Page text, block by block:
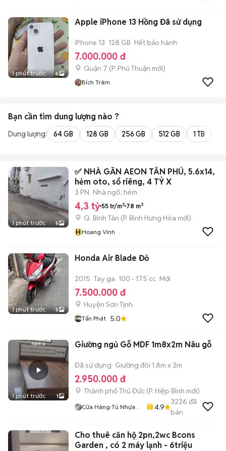
1 phút trước 6
Apple iPhone 13 Hồng Đã sử dụng
iPhone 13 128 GB Hết bảo hành
7.000.000 đ
Quận 7 (P. Phú Thuận mới)
Bích Trâm
Bạn cần tìm dung lượng nào ?
Dung lượng: 64 GB 128 GB 256 GB 512 GB 1 TB
1 phút trước 5
✅ NHÀ GẦN AEON TÂN PHÚ, 5.6x14,
hẻm oto, sổ riêng, 4 TỶ X
3 PN Nhà ngõ, hẻm
4,3 tỷ 55 tr/m² 78 m²
Q. Bình Tân (P. Bình Hưng Hòa mới)
HHoang Vinh
1 phút trước 5
Honda Air Blade Đỏ
2015 Tay ga 100 - 175 cc Mới
7.500.000 đ
Huyện Sơn Tịnh
Tấn Phát 5.0
1 phút trước 1
Giường ngủ Gỗ MDF 1m8x2m Nâu gỗ
Đã sử dụng Giường đôi 1.8m x 2m
2.950.000 đ
Thành phố Thủ Đức (P. Hiệp Bình mới)
Cửa Hàng Tủ Nhựa
4.9
3226 đã
bán
Cho thuê căn hộ 2pn,2wc Bcons
Garden , có 2 máy lạnh - 6triệu